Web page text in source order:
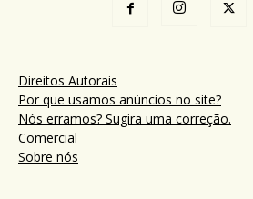
Direitos Autorais
Por que usamos anúncios no site?
Nós erramos? Sugira uma correção.
Comercial
Sobre nós